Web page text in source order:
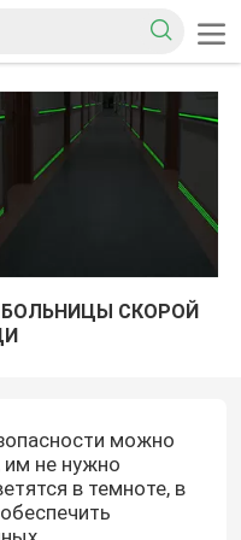
СКОРОЙ
можно
им не нужно
в темноте, в